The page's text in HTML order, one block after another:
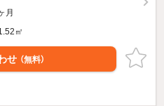
月
㎡
せ （無料）